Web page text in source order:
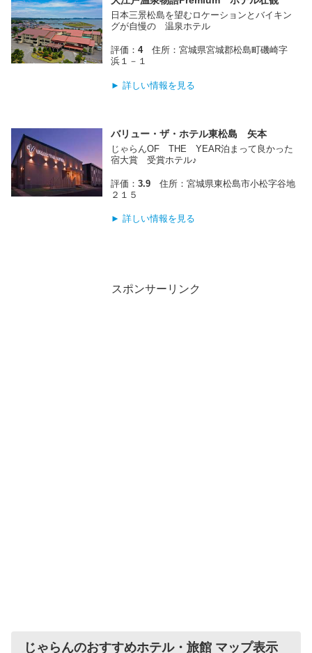
日本三景松島を望むロケーションとバイキン
グが自慢の 温泉ホテル
評価：4住所：宮城県宮城郡松島町磯崎字
浜１－１
► 詳しい情報を見る
バリュー・ザ・ホテル東松島 矢本
じゃらんOF THE YEAR泊まって良かった
宿大賞 受賞ホテル♪
評価：3.9 住所：宮城県東松島市小松字谷地
２１５
► 詳しい情報を見る
スポンサーリンク
じゃらんのおすすめホテル・旅館 マップ表示